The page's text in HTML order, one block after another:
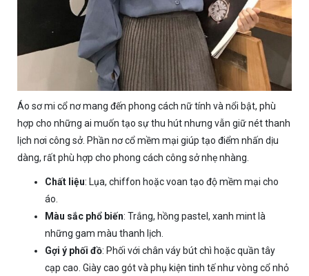
Áo sơ mi cổ nơ mang đến phong cách nữ tính và nổi bật, phù
hợp cho những ai muốn tạo sự thu hút nhưng vẫn giữ nét thanh
lịch nơi công sở. Phần nơ cổ mềm mại giúp tạo điểm nhấn dịu
dàng, rất phù hợp cho phong cách công sở nhẹ nhàng.
Chất liệu: Lụa, chiffon hoặc voan tạo độ mềm mại cho
áo.
Màu sắc phổ biến: Trắng, hồng pastel, xanh mint là
những gam màu thanh lịch.
Gợi ý phối đồ: Phối với chân váy bút chì hoặc quần tây
cạp cao. Giày cao gót và phụ kiện tinh tế như vòng cổ nhỏ